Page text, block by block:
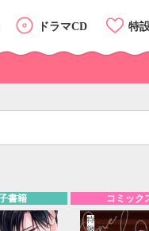
ドラマCD 特
書籍 コミック